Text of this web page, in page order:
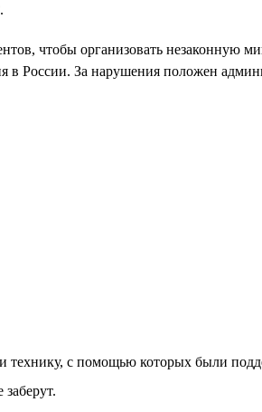
чтобы организовать незаконную
в России. За нарушения положен
технику, с помощью которых были